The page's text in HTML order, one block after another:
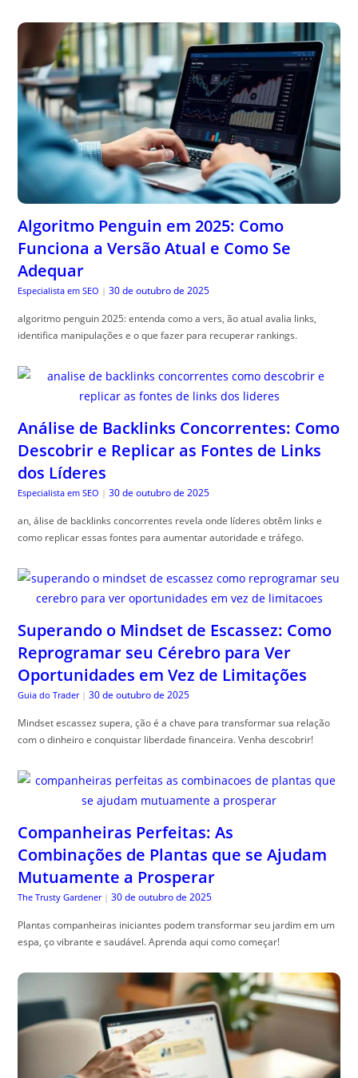
Algoritmo Penguin em 2025: Como
Funciona a Versão Atual e Como Se
Adequar
Especialista em SEO | 30 de outubro de 2025
algoritmo penguin 2025: entenda como a vers, ão atual avalia links,
identifica manipulações e o que fazer para recuperar rankings.
Análise de Backlinks Concorrentes: Como
Descobrir e Replicar as Fontes de Links
dos Líderes
Especialista em SEO | 30 de outubro de 2025
an, álise de backlinks concorrentes revela onde líderes obtêm links e
como replicar essas fontes para aumentar autoridade e tráfego.
Superando o Mindset de Escassez: Como
Reprogramar seu Cérebro para Ver
Oportunidades em Vez de Limitações
Guia do Trader | 30 de outubro de 2025
Mindset escassez supera, ção é a chave para transformar sua relação
com o dinheiro e conquistar liberdade financeira. Venha descobrir!
Companheiras Perfeitas: As
Combinações de Plantas que se Ajudam
Mutuamente a Prosperar
The Trusty Gardener | 30 de outubro de 2025
Plantas companheiras iniciantes podem transformar seu jardim em um
espa, ço vibrante e saudável. Aprenda aqui como começar!